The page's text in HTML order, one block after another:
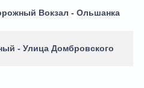
Вокзал - Ольшанка
- Улица Домбровского